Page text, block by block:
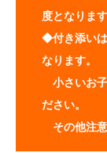
度となります
◆付き添い
なります。
小さいお子
ださい。
その他注